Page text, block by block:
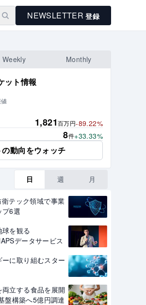
NEWSLETTER 登録
Weekly Monthly
ット情報
1,821百万円-89.22%
8件+33.33%
動向をウォッチ
日 週 月
衛テック領域で事業
プ6選
を観る
データサービス
に取り組むスター
両立する食品を展開
盤構築へ5億円調達